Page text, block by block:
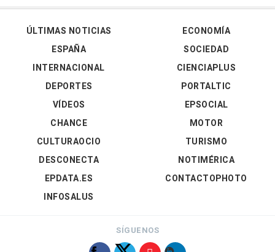
ÚLTIMAS NOTICIAS
ESPAÑA
INTERNACIONAL
DEPORTES
VÍDEOS
ECONOMÍA
SOCIEDAD
CIENCIAPLUS
PORTALTIC
EPSOCIAL
CHANCE
CULTURAOCIO
DESCONECTA
EPDATA.ES
INFOSALUS
MOTOR
TURISMO
NOTIMÉRICA
CONTACTOPHOTO
SÍGUENOS